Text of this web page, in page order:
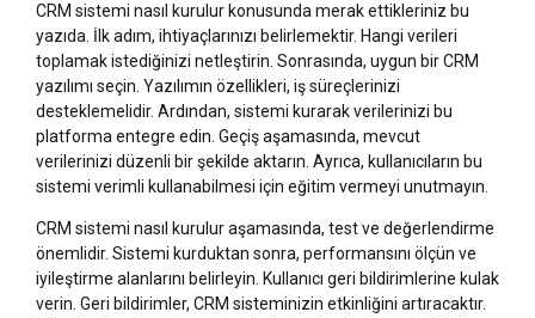
CRM sistemi nasıl kurulur konusunda merak ettikleriniz bu
yazıda. İlk adım, ihtiyaçlarınızı belirlemektir. Hangi verileri
toplamak istediğinizi netleştirin. Sonrasında, uygun bir CRM
yazılımı seçin. Yazılımın özellikleri, iş süreçlerinizi
desteklemelidir. Ardından, sistemi kurarak verilerinizi bu
platforma entegre edin. Geçiş aşamasında, mevcut
verilerinizi düzenli bir şekilde aktarın. Ayrıca, kullanıcıların bu
sistemi verimli kullanabilmesi için eğitim vermeyi unutmayın.
CRM sistemi nasıl kurulur aşamasında, test ve değerlendirme
önemlidir. Sistemi kurduktan sonra, performansını ölçün ve
iyileştirme alanlarını belirleyin. Kullanıcı geri bildirimlerine kulak
verin. Geri bildirimler, CRM sisteminizin etkinliğini artıracaktır.